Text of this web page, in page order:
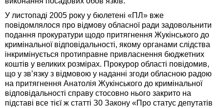
У листопаді 2005 року у бюлетені «ПЛ» вже
повідомлялося про відмову обласної ради задовольнити
подання прокуратури щодо притягнення Жукінського до
кримінальної відповідальності, якому органами слідства
інкримінується протиправне привласнення бюджетних
коштів у великих розмірах. Прокурор області повідомив,
що у зв’язку з відмовою у наданні згоди обласною радою
на притягнення Анатолія Жукінського до кримінальної
відповідальності справу стосовно нього закрито на
підставі все тієї ж статті З0 Закону «Про статус депутатів